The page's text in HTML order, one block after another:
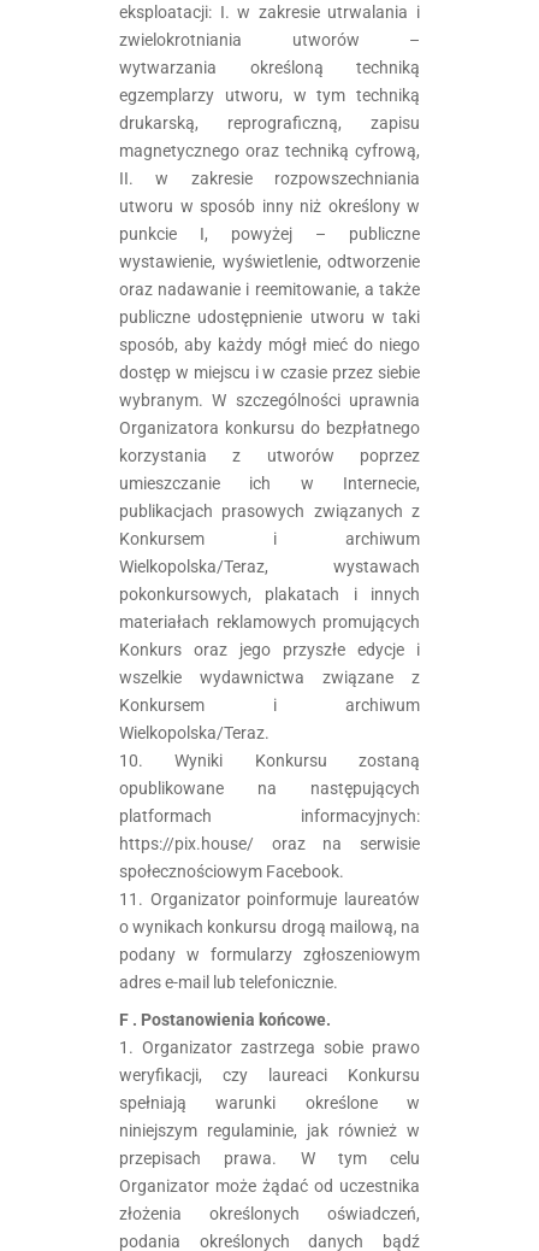
eksploatacji: I. w zakresie utrwalania i
zwielokrotniania utworów –
wytwarzania określoną techniką
egzemplarzy utworu, w tym techniką
drukarską, reprograficzną, zapisu
magnetycznego oraz techniką cyfrową,
II. w zakresie rozpowszechniania
utworu w sposób inny niż określony w
punkcie I, powyżej – publiczne
wystawienie, wyświetlenie, odtworzenie
oraz nadawanie i reemitowanie, a także
publiczne udostępnienie utworu w taki
sposób, aby każdy mógł mieć do niego
dostęp w miejscu i w czasie przez siebie
wybranym. W szczególności uprawnia
Organizatora konkursu do bezpłatnego
korzystania z utworów poprzez
umieszczanie ich w Internecie,
publikacjach prasowych związanych z
Konkursem i archiwum
Wielkopolska/Teraz, wystawach
pokonkursowych, plakatach i innych
materiałach reklamowych promujących
Konkurs oraz jego przyszłe edycje i
wszelkie wydawnictwa związane z
Konkursem i archiwum
Wielkopolska/Teraz.
10. Wyniki Konkursu zostaną
opublikowane na następujących
platformach informacyjnych:
https://pix.house/ oraz na serwisie
społecznościowym Facebook.
11. Organizator poinformuje laureatów
o wynikach konkursu drogą mailową, na
podany w formularzy zgłoszeniowym
adres e-mail lub telefonicznie.
F . Postanowienia końcowe.
1. Organizator zastrzega sobie prawo
weryfikacji, czy laureaci Konkursu
spełniają warunki określone w
niniejszym regulaminie, jak również w
przepisach prawa. W tym celu
Organizator może żądać od uczestnika
złożenia określonych oświadczeń,
podania określonych danych bądź